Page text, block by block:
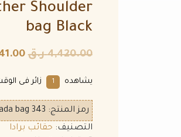
Shoulder
bag Black
4,420.00 ر.ق
يشاهده 1 زائر فى
رمز المنتج: bag 343
التصنيف: حقائب برادا